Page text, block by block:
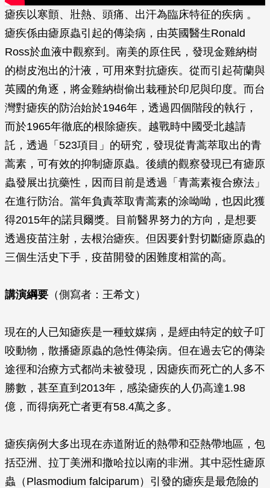
瘧疾以寒顫、壯熱、頭痛、出汗為臨床特征的疾病 。
瘧疾係由瘧原蟲引起的傳染病，由英國醫生Ronald
Ross於血液中觀察到。南美的原住民，發現金雞納樹
的樹皮泡出的汁液，可用來對抗瘧疾。從而引起荷蘭與
英國的角逐，將金雞納樹偷出栽種於印尼與印度。而台
灣對瘧疾的防治始於1946年，透過四個階段的執行，
而於1965年徹底的根除瘧疾。越戰時中國受北越請
託，透過「523項目」的研究，發現從青蒿萃取出的青
蒿素，可有效的抑制瘧原蟲。後續的觀察發現已有瘧原
蟲發展出抗藥性，因而目前是透過「青蒿素複合療法」
在進行防治。當年負責萃取青蒿素的涂呦呦，也因此獲
得2015年的諾貝爾獎。目前醫界努力的方向，是想要
透過疫苗注射，去根治瘧疾。但因要針對切斷瘧原蟲的
三個生活史下手，疫苗開發的困難度相當的高。
講演綱要 （側寫者：王希文）
現在的人已知瘧疾是一種蚊媒病，是經由特定的蚊子叮
咬動物，散播瘧原蟲的急性傳染病。但在過去它的傳染
途徑和治療方式都尚未被發現，因瘧疾而死亡的人多不
勝數，甚至直到2013年，感染瘧疾的人仍高達1.98
億，而得病死亡者更有58.4萬之多。
瘧疾病例大多出現在赤道附近的熱帶和亞熱帶地區，包
括亞洲、拉丁美洲和撒哈拉以南的非洲。其中惡性瘧原
蟲（Plasmodium falciparum）引發的瘧疾是最危險的